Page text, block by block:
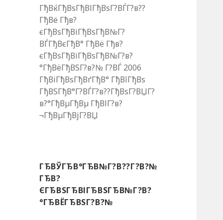
ГђВќГђВѕГђВІГђВѕГ?ВЃГ?в??
ГђВё Гђв?
єГђВѕГђВіГђВѕГђВ№Г?
ВЃГђВєГђВ° ГђВё Гђв?
єГђВѕГђВіГђВѕГђВ№Г?в?
°ГђВёГђВЅГ?в?№ Г?ВЃ 2006
ГђВіГђВѕГђВґГђВ° ГђВїГђВѕ
ГђВЅГђВ°Г?ВЃГ?в??ГђВѕГ?ВЏГ?
в?°ГђВµГђВµ ГђВІГ?в?
¬ГђВµГђВјГ?ВЏ
ГЂВЎГЂВ°ГЂВ№Г?В??Г?В?№
ГЂВ?
ЄГЂВЅГЂВІГЂВЅГЂВ№Г?В?
°ГЂВЁГЂВЅГ?В?№